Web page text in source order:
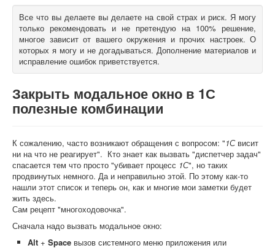
Об it
Увлечения
О книгах
Все что вы делаете вы делаете на свой страх и риск. Я могу
только рекомендовать и не претендую на 100% решение,
многое зависит от вашего окружения и прочих настроек. О
которых я могу и не догадываться. Дополнение материалов и
исправление ошибок приветствуется.
Закрыть модальное окно в 1С
полезные комбинации
К сожалению, часто возникают обращения с вопросом: "1Свисит
ни на что не реагирует". Кто знает как вызвать "диспетчер задач"
спасается тем что просто "убивает процесс 1С", но таких
продвинутых немного. Да и неправильно этой. По этому как-то
нашли этот список и теперь он, как и многие мои заметки будет
жить здесь.
Сам рецепт "многоходовочка".
Сначала надо вызвать модальное окно:
Alt + Space вызов системного меню приложения или